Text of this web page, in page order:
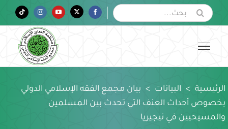
البحث
عن:
Facebook
Twitter
YouTube
Instagram
Tiktok
الرئيسية > البيانات > بيان مجمع الفقه الإسلامي الدولي
بخصوص أحداث العنف التي تحدث بين المسلمين
والمسيحيين في نيجيريا